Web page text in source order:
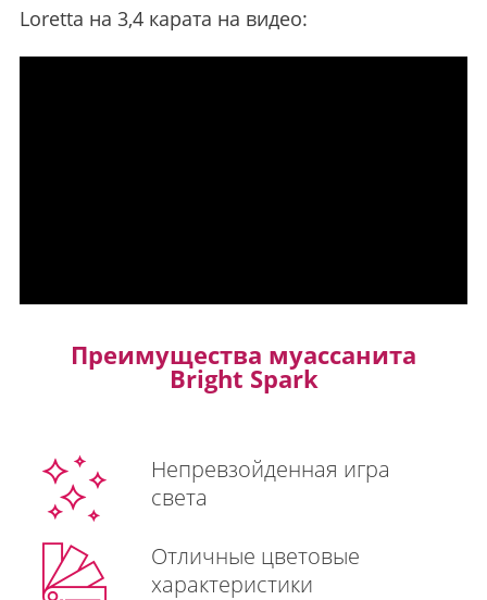
Loretta на 3,4 карата на видео:
Преимущества муассанита
Bright Spark
Непревзойденная игра
света
Отличные цветовые
характеристики